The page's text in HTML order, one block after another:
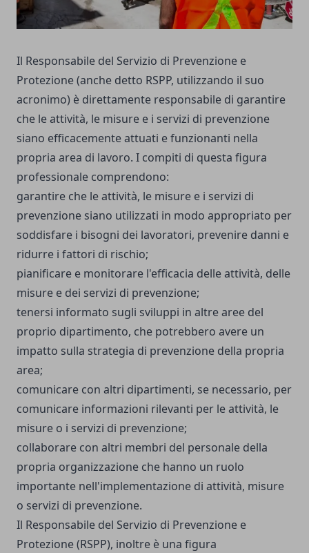
Il Responsabile del Servizio di Prevenzione e
Protezione (anche detto RSPP, utilizzando il suo
acronimo) è direttamente responsabile di garantire
che le attività, le misure e i servizi di prevenzione
siano efficacemente attuati e funzionanti nella
propria area di lavoro. I compiti di questa figura
professionale comprendono:
garantire che le attività, le misure e i servizi di
prevenzione siano utilizzati in modo appropriato per
soddisfare i bisogni dei lavoratori, prevenire danni e
ridurre i fattori di rischio;
pianificare e monitorare l'efficacia delle attività, delle
misure e dei servizi di prevenzione;
tenersi informato sugli sviluppi in altre aree del
proprio dipartimento, che potrebbero avere un
impatto sulla strategia di prevenzione della propria
area;
comunicare con altri dipartimenti, se necessario, per
comunicare informazioni rilevanti per le attività, le
misure o i servizi di prevenzione;
collaborare con altri membri del personale della
propria organizzazione che hanno un ruolo
importante nell'implementazione di attività, misure
o servizi di prevenzione.
Il Responsabile del Servizio di Prevenzione e
Protezione (RSPP), inoltre è una figura